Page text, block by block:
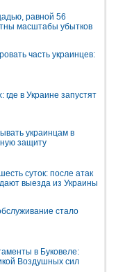
равной 56
масштабы убытков
часть украинцев:
в Украине запустят
украинцам в
защиту
суток: после атак
выезда из Украины
стало
в Буковеле:
Воздушных сил